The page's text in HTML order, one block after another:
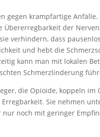
gegen krampfartige
Übererregbarkeit der
verhindern, dass
und hebt die
kann man mit lokalen
Schmerzlinderung
die Opioide, koppeln
Sie nehmen
nur noch mit geringer